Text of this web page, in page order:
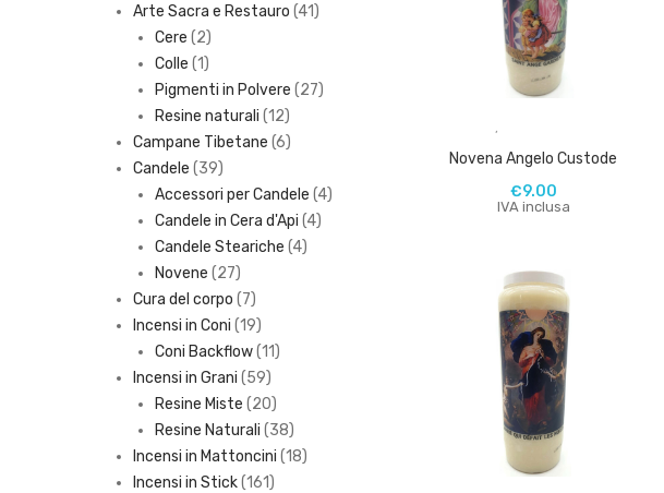
,
Novena Angelo Custode
€9.00
IVA inclusa
products
Arte Sacra e Restauro 4141
Cere 22
products
Colle 11
product
Pigmenti in Polvere 2727
Resine naturali 1212
products
Campane Tibetane 66
Candele 3939
products
Accessori per Candele 44
Candele in Cera d'Api 44
Candele Steariche 44
Novene 2727
products
Cura del corpo 77
products
Incensi in Coni 1919
products
Coni Backflow 1111
Incensi in Grani 5959
products
Resine Miste 2020
products
Resine Naturali 3838
products
Incensi in Mattoncini 1818
Incensi in Stick 161161